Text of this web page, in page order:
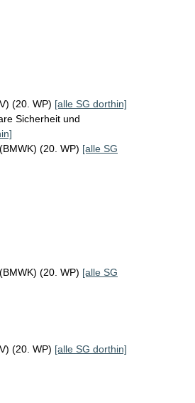
(20. WP) [alle SG dorthin]
Sicherheit und
(20. WP) [alle SG
(20. WP) [alle SG
(20. WP) [alle SG dorthin]